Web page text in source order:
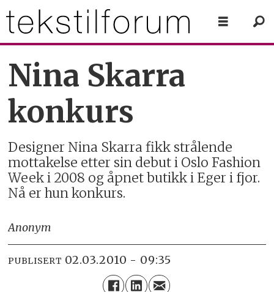
Nina Skarra
konkurs
Designer Nina Skarra fikk strålende
mottakelse etter sin debut i Oslo Fashion
Week i 2008 og åpnet butikk i Eger i fjor.
Nå er hun konkurs.
Anonym
PUBLISERT 02.03.2010 - 09:35